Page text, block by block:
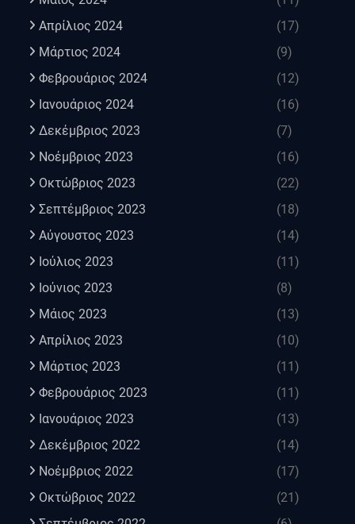
Απρίλιος 2024
(17)
Μάρτιος 2024
(9)
Φεβρουάριος 2024
(12)
Ιανουάριος 2024
(16)
Δεκέμβριος 2023
(7)
Νοέμβριος 2023
(16)
Οκτώβριος 2023
(22)
Σεπτέμβριος 2023
(18)
Αύγουστος 2023
(14)
Ιούλιος 2023
(11)
Ιούνιος 2023
(8)
Μάιος 2023
(13)
Απρίλιος 2023
(10)
Μάρτιος 2023
(11)
Φεβρουάριος 2023
(11)
Ιανουάριος 2023
(13)
Δεκέμβριος 2022
(14)
Νοέμβριος 2022
(17)
Οκτώβριος 2022
(21)